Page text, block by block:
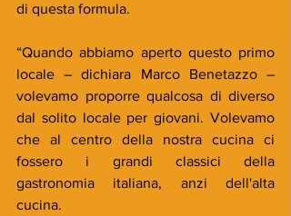
di questa formula.
“Quando abbiamo aperto questo primo
locale – dichiara Marco Benetazzo –
volevamo proporre qualcosa di diverso
dal solito locale per giovani. Volevamo
che al centro della nostra cucina ci
fossero i grandi classici della
gastronomia italiana, anzi dell'alta
cucina.